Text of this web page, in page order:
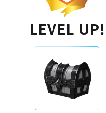
고민한 부분이에요."
가 달라지거든요. 그
다가갔다. 그곳에는 유
특별한 각도로 비추
LEVEL UP!